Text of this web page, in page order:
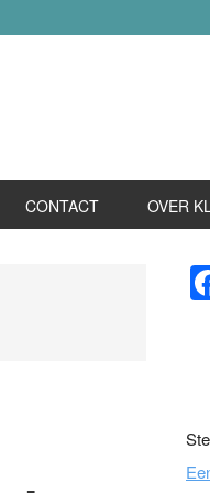
CONTACT OVER